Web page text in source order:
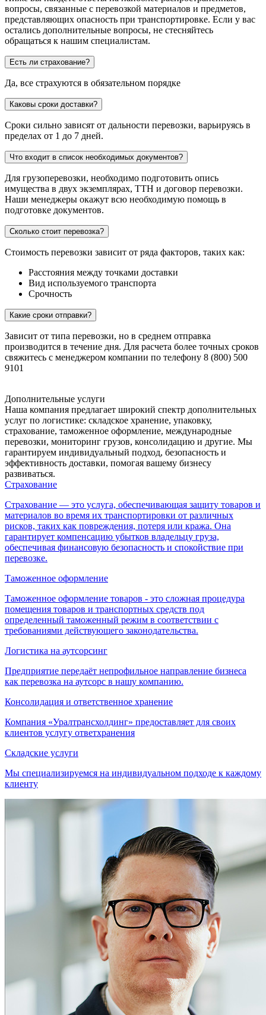
вопросы, связанные с перевозкой материалов и предметов,
представляющих опасность при транспортировке. Если у вас
остались дополнительные вопросы, не стесняйтесь
обращаться к нашим специалистам.
Есть ли страхование?
Да, все страхуются в обязательном порядке
Каковы сроки доставки?
Сроки сильно зависят от дальности перевозки, варьируясь в
пределах от 1 до 7 дней.
Что входит в список необходимых документов?
Для грузоперевозки, необходимо подготовить опись
имущества в двух экземплярах, ТТН и договор перевозки.
Наши менеджеры окажут всю необходимую помощь в
подготовке документов.
Сколько стоит перевозка?
Стоимость перевозки зависит от ряда факторов, таких как:
Расстояния между точками доставки
Вид используемого транспорта
Срочность
Какие сроки отправки?
Зависит от типа перевозки, но в среднем отправка
производится в течение дня. Для расчета более точных сроков
свяжитесь с менеджером компании по телефону 8 (800) 500
9101
Дополнительные услуги
Наша компания предлагает широкий спектр дополнительных
услуг по логистике: складское хранение, упаковку,
страхование, таможенное оформление, международные
перевозки, мониторинг грузов, консолидацию и другие. Мы
гарантируем индивидуальный подход, безопасность и
эффективность доставки, помогая вашему бизнесу
развиваться.
Страхование
Страхование — это услуга, обеспечивающая защиту товаров и
материалов во время их транспортировки от различных
рисков, таких как повреждения, потеря или кража. Она
гарантирует компенсацию убытков владельцу груза,
обеспечивая финансовую безопасность и спокойствие при
перевозке.
Таможенное оформление
Таможенное оформление товаров - это сложная процедура
помещения товаров и транспортных средств под
определенный таможенный режим в соответствии с
требованиями действующего законодательства.
Логистика на аутсорсинг
Предприятие передаёт непрофильное направление бизнеса
как перевозка на аутсорс в нашу компанию.
Консолидация и ответственное хранение
Компания «Уралтрансхолдинг» предоставляет для своих
клиентов услугу ответхранения
Складские услуги
Мы специализируемся на индивидуальном подходе к каждому
клиенту